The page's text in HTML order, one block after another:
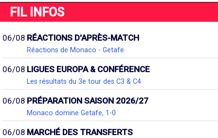
FIL INFOS
06/08 RÉACTIONS D'APRÈS-MATCH
Réactions de Monaco - Getafe
06/08 LIGUES EUROPA & CONFÉRENCE
Les résultats du 3e tour des C3 & C4
06/08 PRÉPARATION SAISON 2026/27
Monaco domine Getafe, 1-0
06/08 MARCHÉ DES TRANSFERTS